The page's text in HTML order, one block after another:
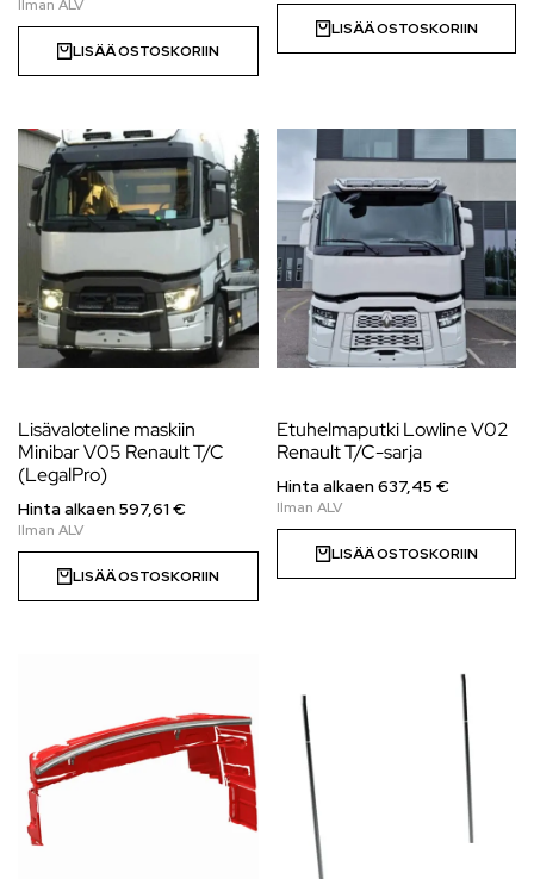
LISÄÄ OSTOSKORIIN
LISÄÄ OSTOSKORIIN
Lisävaloteline maskiin
Minibar V05 Renault T/C
(LegalPro)
Hinta alkaen597,61€
LISÄÄ OSTOSKORIIN
Etuhelmaputki Lowline V02
Renault T/C-sarja
Hinta alkaen637,45 €
LISÄÄ OSTOSKORIIN